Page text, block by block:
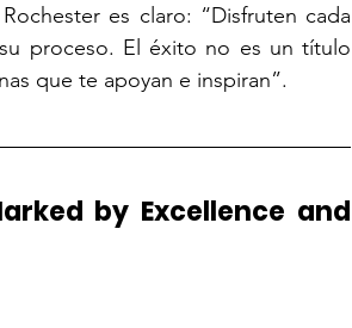
es claro: “Disfruten cada
proceso. El éxito no es un título
que te apoyan e inspiran”.
by Excellence and